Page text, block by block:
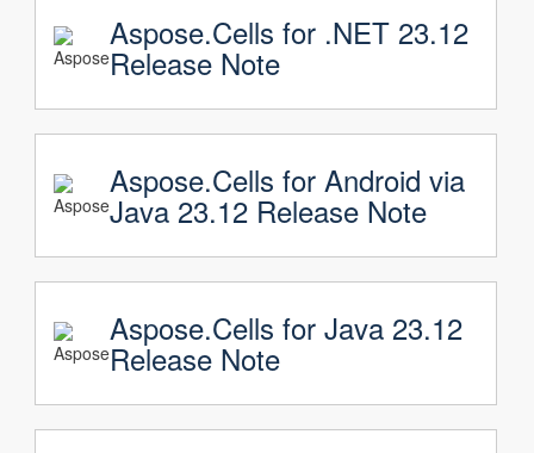
Aspose.Cells for .NET 23.12
Release Note
Aspose.Cells for Android via
Java 23.12 Release Note
Aspose.Cells for Java 23.12
Release Note